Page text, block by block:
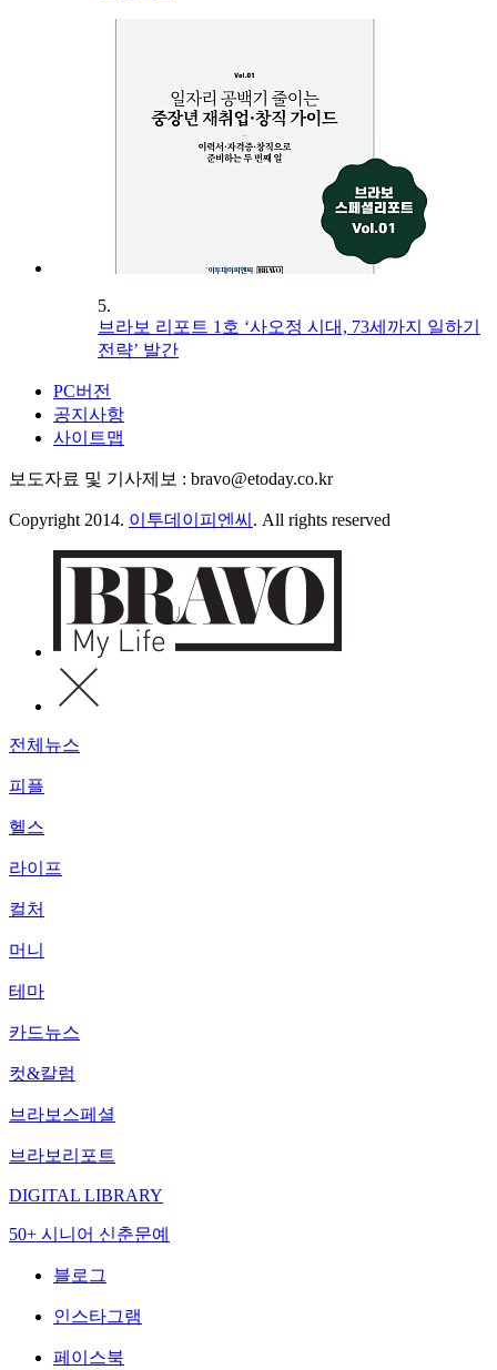
5.
브라보 리포트 1호 ‘사오정 시대, 73세까지 일하기
전략’ 발간
PC버전
공지사항
사이트맵
보도자료 및 기사제보 : bravo@etoday.co.kr
Copyright 2014. 이투데이피엔씨 . All rights reserved
전체뉴스
피플
헬스
라이프
컬처
머니
테마
카드뉴스
컷&칼럼
브라보스페셜
브라보리포트
DIGITAL LIBRARY
50+ 시니어 신춘문예
블로그
인스타그램
페이스북